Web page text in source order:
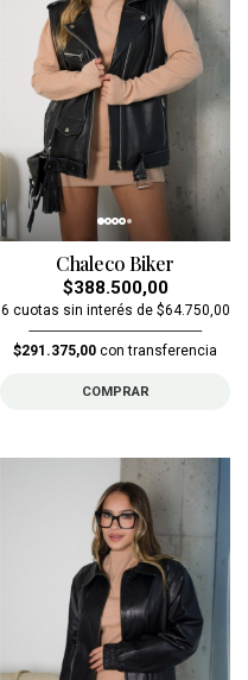
Chaleco Biker
$388.500,00
6 cuotas sin interés de $64.750,00
$291.375,00 con transferencia
COMPRAR